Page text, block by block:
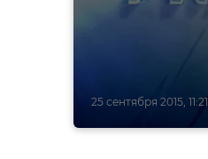
25 сентября 2015, 11:21